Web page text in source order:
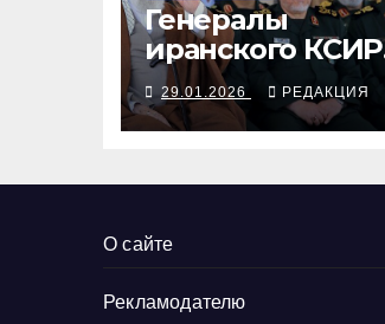
Генералы
иранского КСИР
теряют
туристические
возможности в
что террористы
29.01.2026 РЕДАКЦИЯ
О сайте
Рекламодателю